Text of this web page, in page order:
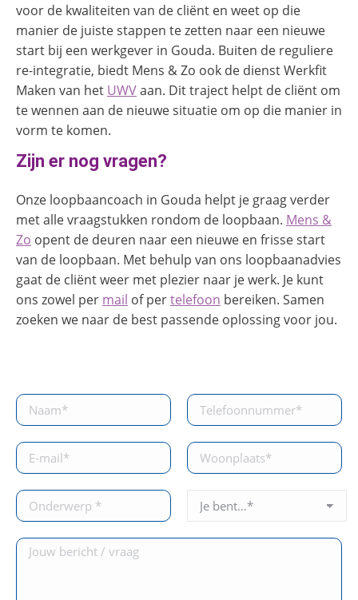
voor de kwaliteiten van de cliënt en weet op die
manier de juiste stappen te zetten naar een nieuwe
start bij een werkgever in Gouda. Buiten de reguliere
re-integratie, biedt Mens & Zo ook de dienst Werkfit
Maken van het UWVaan. Dit traject helpt de cliënt om
te wennen aan de nieuwe situatie om op die manier in
vorm te komen.
Zijn er nog vragen?
Onze loopbaancoach in Gouda helpt je graag verder
met alle vraagstukken rondom de loopbaan. Mens &
Zo opent de deuren naar een nieuwe en frisse start
van de loopbaan. Met behulp van ons loopbaanadvies
gaat de cliënt weer met plezier naar je werk. Je kunt
ons zowel per mail of pertelefoon bereiken. Samen
zoeken we naar de best passende oplossing voor jou.